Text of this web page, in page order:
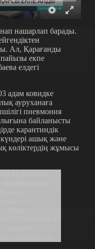
нашарлап барады.
Ал, Қарағанды
екпе
елдегі
адам ковидке
ауруханаға
пневмония
байланысты
карантиндік
ашық жəне
көліктердің жұмысы